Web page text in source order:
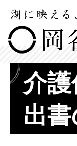
介
出